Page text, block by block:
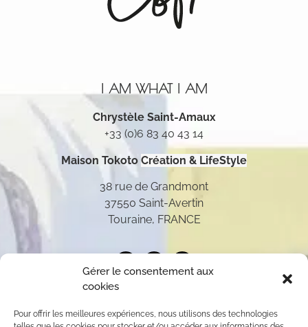
Gérer le consentement aux
cookies
Pour offrir les meilleures expériences, nous utilisons des technologies
I AM WHAT I AM
Chrystèle Saint-Amaux
+33 (0)6 83 40 43 14
Maison Tokoto Création & LifeStyle
38 rue de Grandmont
37550 Saint-Avertin
Touraine, FRANCE